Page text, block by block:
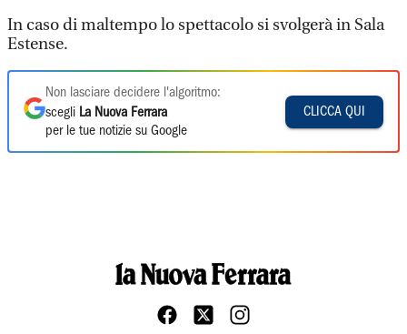
In caso di maltempo lo spettacolo si svolgerà in Sala
Estense.
Non lasciare decidere l'algoritmo:
scegli La Nuova Ferrara
per le tue notizie su Google
CLICCA QUI